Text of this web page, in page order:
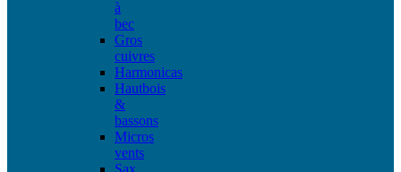
à
bec
Gros
cuivres
Harmonicas
Hautbois
&
bassons
Micros
vents
Sax